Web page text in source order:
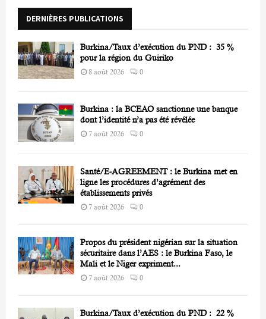
r
DERNIÈRES PUBLICATIONS
Burkina/Taux d’exécution du PND : 35 %
pour la région du Guiriko
8 août 2026 0
Burkina : la BCEAO sanctionne une banque
dont l’identité n’a pas été révélée
7 août 2026 0
Santé/E-AGREEMENT : le Burkina met en
ligne les procédures d’agrément des
établissements privés
7 août 2026 0
Propos du président nigérian sur la situation
sécuritaire dans l’AES : le Burkina Faso, le
Mali et le Niger expriment...
7 août 2026 0
Burkina/Taux d’exécution du PND : 22 %